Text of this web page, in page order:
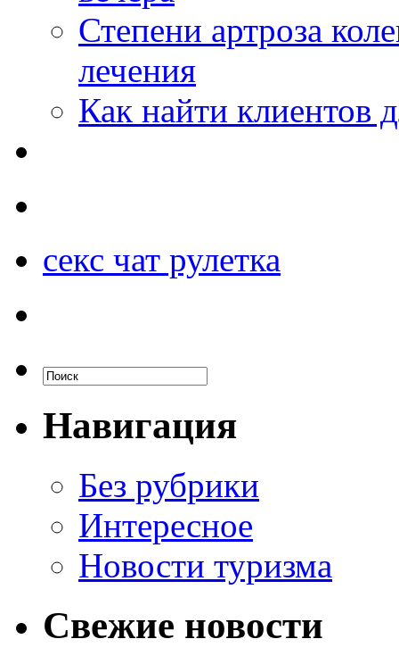
Степени артроза
лечения
Как найти клиентов
секс чат рулетка
Навигация
Без рубрики
Интересное
Новости туризма
Свежие новости